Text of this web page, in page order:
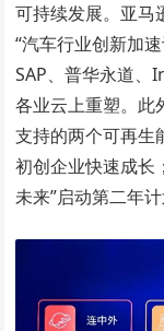
可持续发展。亚马
“汽车行业创新加
SAP、普华永道、
各业云上重塑。此
支持的两个可再生
初创企业快速成长
未来”启动第二年计